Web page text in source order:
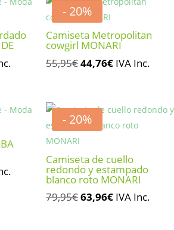
- 20%
Camiseta Metropolitan
cowgirl MONARI
55,95€El
era:
55,95€.
44,76€El
es:
44,76€.
IVA Inc.
- 20%
Camiseta de cuello
redondo y estampado
blanco roto MONARI
79,95€El
63,96€ElIVA Inc.